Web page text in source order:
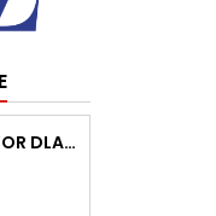
RESUSCYTATOR DLA DOROSŁYCH - PCV